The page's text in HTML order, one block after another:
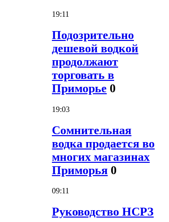
19:11
Подозрительно
дешевой водкой
продолжают
торговать в
Приморье 0
19:03
Сомнительная
водка продается во
многих магазинах
Приморья 0
09:11
Руководство НСРЗ